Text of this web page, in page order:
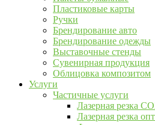
Пластиковые карты
Ручки
Брендирование авто
Брендирование одежды
Выставочные стенды
Сувенирная продукция
Облицовка композитом
Услуги
Частичные услуги
Лазерная резка
Лазерная резка